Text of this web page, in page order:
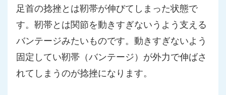
足首の捻挫とは靭帯が伸びてしまった状態で
す。靭帯とは関節を動きすぎないうよう支える
バンテージみたいものです。動きすぎないよう
固定してい靭帯（バンテージ）が外力で伸ばさ
れてしまうのが捻挫になります。